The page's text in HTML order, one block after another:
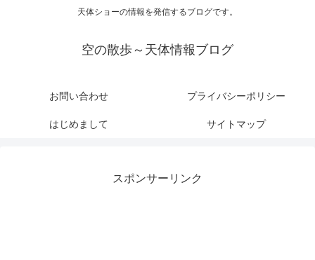
天体ショーの情報を発信するブログです。
空の散歩～天体情報ブログ
お問い合わせ プライバシーポリシー
はじめまして サイトマップ
スポンサーリンク